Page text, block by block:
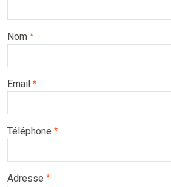
Nom *
Email *
Téléphone *
Adresse *